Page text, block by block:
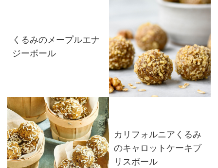
くるみのメープルエナ
ジーボール
カリフォルニアくるみ
のキャロットケーキブ
リスボール